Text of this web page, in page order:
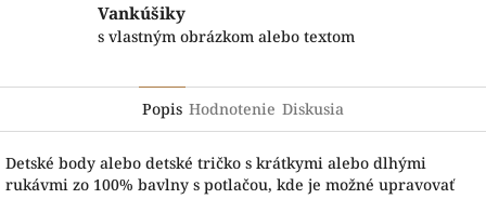
Vankúšiky
s vlastným obrázkom alebo textom
Popis Hodnotenie Diskusia
Detské body alebo detské tričko s krátkymi alebo dlhými
rukávmi zo 100% bavlny s potlačou, kde je možné upravovať